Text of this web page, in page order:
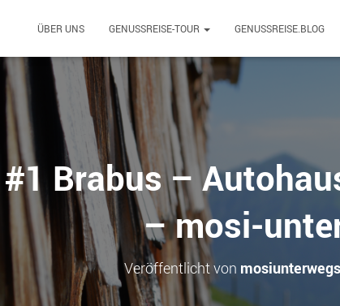
ÜBER UNS GENUSSREISE-TOUR GENUSSREISE.BLOG
Brabus –
– mosi-
Veröffentlicht von mosiunterwegs